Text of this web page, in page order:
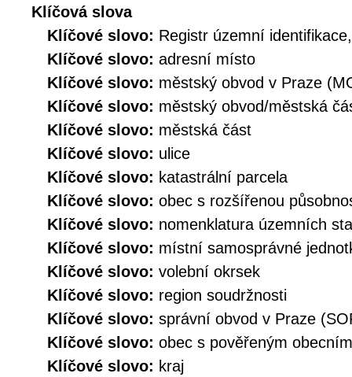
Klíčová slova
Klíčové slovo: Registr územní
Klíčové slovo: adresní místo
Klíčové slovo: městský obvod v Praze
Klíčové slovo: městský obvod/městská
Klíčové slovo: městská část
Klíčové slovo: ulice
Klíčové slovo: katastrální parcela
Klíčové slovo: obec s rozšířenou
Klíčové slovo: nomenklatura územních
Klíčové slovo: místní samosprávné
Klíčové slovo: volební okrsek
Klíčové slovo: region soudržnosti
Klíčové slovo: správní obvod v Praze
Klíčové slovo: obec s pověřeným
Klíčové slovo: kraj